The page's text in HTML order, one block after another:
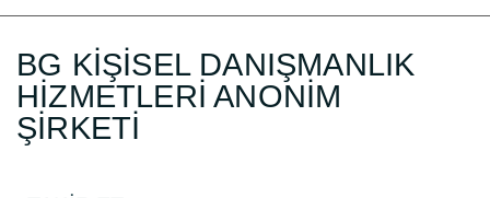
BG KİŞİSEL DANIŞMANLIK
HİZMETLERİ ANONİM
ŞİRKETİ